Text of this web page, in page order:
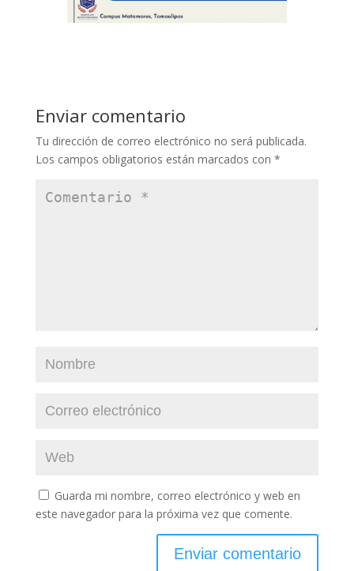
Enviar comentario
Tu dirección de correo electrónico no será publicada.
Los campos obligatorios están marcados con *
Guarda mi nombre, correo electrónico y web en
este navegador para la próxima vez que comente.